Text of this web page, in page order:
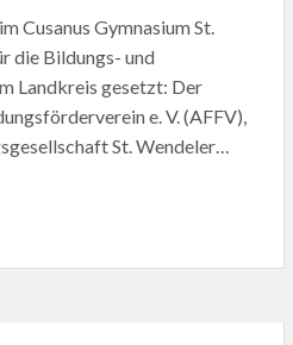
Cusanus Gymnasium St.
die Bildungs- und
Landkreis gesetzt: Der
e. V. (AFFV),
St. Wendeler…